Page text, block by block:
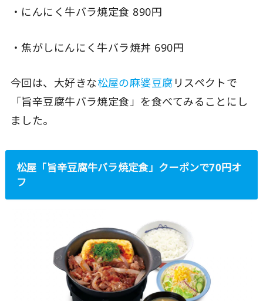
・にんにく牛バラ焼定食 890円
・焦がしにんにく牛バラ焼丼 690円
今回は、大好きな松屋の麻婆豆腐 リスペクトで
「旨辛豆腐牛バラ焼定食」を食べてみることにし
ました。
松屋「旨辛豆腐牛バラ焼定食」クーポンで70円オ
フ